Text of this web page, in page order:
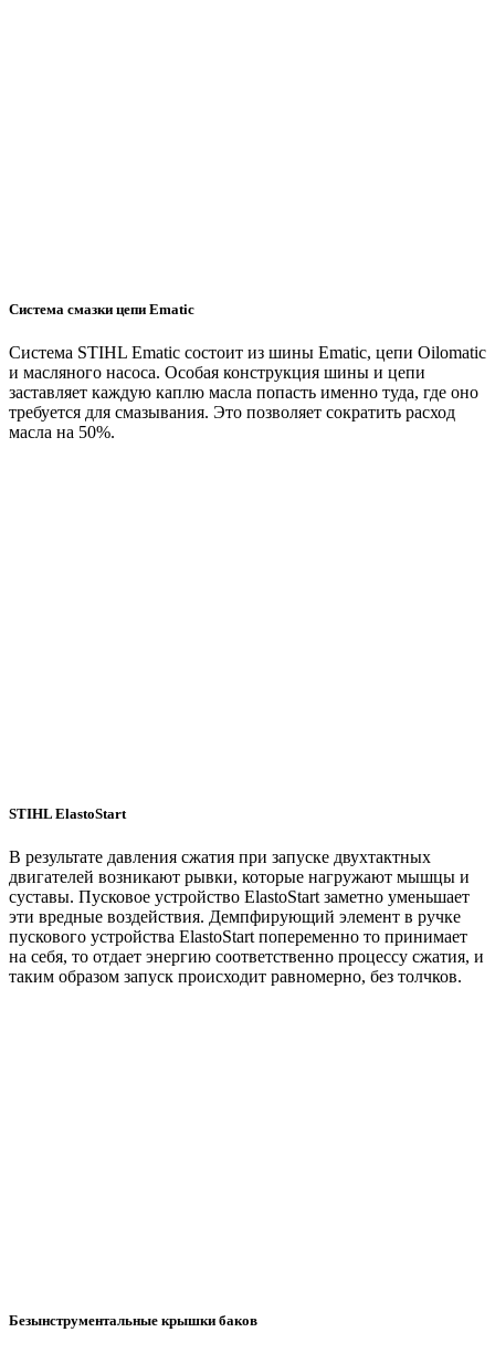
Система смазки цепи Ematic
Система STIHL Ematic состоит из шины Ematic, цепи Oilomatic
и масляного насоса. Особая конструкция шины и цепи
заставляет каждую каплю масла попасть именно туда, где оно
требуется для смазывания. Это позволяет сократить расход
масла на 50%.
STIHL ElastoStart
В результате давления сжатия при запуске двухтактных
двигателей возникают рывки, которые нагружают мышцы и
суставы. Пусковое устройство ElastoStart заметно уменьшает
эти вредные воздействия. Демпфирующий элемент в ручке
пускового устройства ElastoStart попеременно то принимает
на себя, то отдает энергию соответственно процессу сжатия, и
таким образом запуск происходит равномерно, без толчков.
Безынструментальные крышки баков